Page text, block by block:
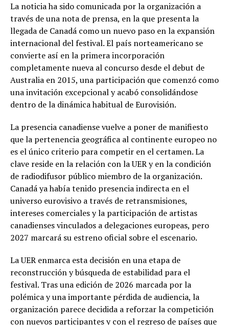
La noticia ha sido comunicada por la organización a
través de una nota de prensa, en la que presenta la
llegada de Canadá como un nuevo paso en la expansión
internacional del festival. El país norteamericano se
convierte así en la primera incorporación
completamente nueva al concurso desde el debut de
Australia en 2015, una participación que comenzó como
una invitación excepcional y acabó consolidándose
dentro de la dinámica habitual de Eurovisión.
La presencia canadiense vuelve a poner de manifiesto
que la pertenencia geográfica al continente europeo no
es el único criterio para competir en el certamen. La
clave reside en la relación con la UER y en la condición
de radiodifusor público miembro de la organización.
Canadá ya había tenido presencia indirecta en el
universo eurovisivo a través de retransmisiones,
intereses comerciales y la participación de artistas
canadienses vinculados a delegaciones europeas, pero
2027 marcará su estreno oficial sobre el escenario.
La UER enmarca esta decisión en una etapa de
reconstrucción y búsqueda de estabilidad para el
festival. Tras una edición de 2026 marcada por la
polémica y una importante pérdida de audiencia, la
organización parece decidida a reforzar la competición
con nuevos participantes y con el regreso de países que